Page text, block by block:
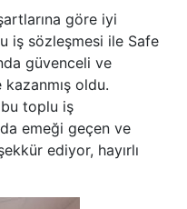
göre iyi
iş sözleşmesi ile Safe
güvenceli ve
oldu.
bu toplu iş
emeği geçen ve
ediyor, hayırlı